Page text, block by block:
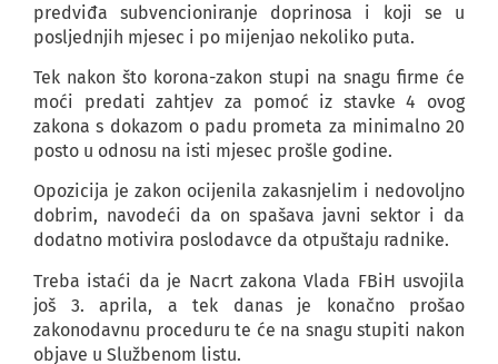
predviđa subvencioniranje doprinosa i koji se u
posljednjih mjesec i po mijenjao nekoliko puta.
Tek nakon što korona-zakon stupi na snagu firme će
moći predati zahtjev za pomoć iz stavke 4 ovog
zakona s dokazom o padu prometa za minimalno 20
posto u odnosu na isti mjesec prošle godine.
Opozicija je zakon ocijenila zakasnjelim i nedovoljno
dobrim, navodeći da on spašava javni sektor i da
dodatno motivira poslodavce da otpuštaju radnike.
Treba istaći da je Nacrt zakona Vlada FBiH usvojila
još 3. aprila, a tek danas je konačno prošao
zakonodavnu proceduru te će na snagu stupiti nakon
objave u Službenom listu.